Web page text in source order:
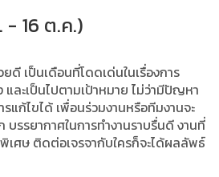
- 16 ต.ค.)
ดี เป็นเดือนที่โดดเด่นในเรื่องการ
และเป็นไปตามเป้าหมาย ไม่ว่ามีปัญหา
รแก้ไขได้ เพื่อนร่วมงานหรือทีมงานจะ
บรรยากาศในการทำงานราบรื่นดี งานที่
เศษ ติดต่อเจรจากับใครก็จะได้ผลลัพธ์